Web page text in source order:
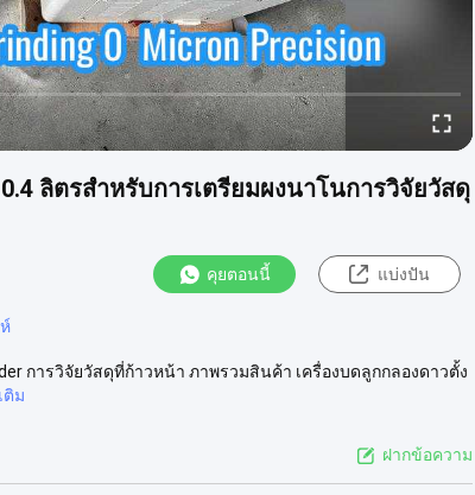
ลิตรสำหรับการเตรียมผงนาโนการวิจัยวัสดุ
คุยตอนนี้ แบ่งปัน
การวิจัยวัสดุที่ก้าวหน้า ภาพรวมสินค้า เครื่องบดลูกกลองดาวตั้ง
ติม
ฝากข้อความ